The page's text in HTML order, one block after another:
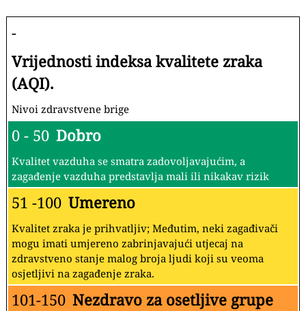
-
Vrijednosti indeksa kvalitete zraka
(AQI).
Nivoi zdravstvene brige
0 - 50 Dobro
Kvalitet vazduha se smatra zadovoljavajućim, a
zagađenje vazduha predstavlja mali ili nikakav rizik
51 -100 Umereno
Kvalitet zraka je prihvatljiv; Međutim, neki zagađivači
mogu imati umjereno zabrinjavajući utjecaj na
zdravstveno stanje malog broja ljudi koji su veoma
osjetljivi na zagađenje zraka.
101-150 Nezdravo za osetljive grupe